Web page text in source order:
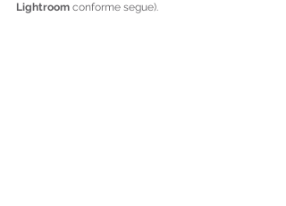
Lightroom conforme segue).